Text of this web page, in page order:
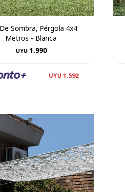
Sombra, Pérgola 4x4
Metros - Blanca
UYU 1.990
UYU 1.592